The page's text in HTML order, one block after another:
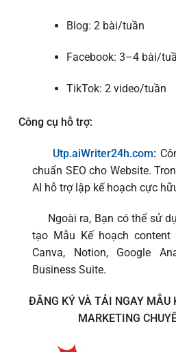
Blog: 2 bài/tuần
Facebook: 3–4 bài/
TikTok: 2 video/tuần
Công cụ hỗ trợ:
Utp.aiWriter24h.com:
chuẩn SEO cho Website.
AI hỗ trợ lập kế hoạch cực
Ngoài ra, Bạn có thể sử
tạo Mẫu Kế hoạch content
Canva, Notion, Google
Business Suite.
ĐĂNG KÝ VÀ TẢI NGAY MẪU
MARKETING